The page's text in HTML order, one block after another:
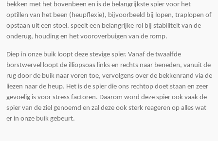
bekken met het bovenbeen en is de belangrijkste spier voor het
optillen van het been (heupflexie), bijvoorbeeld bij lopen, traplopen of
opstaan uit een stoel. speelt een belangrijke rol bij stabiliteit van de
onderug, houding en het vooroverbuigen van de romp.
Diep in onze buik loopt deze stevige spier. Vanaf de twaalfde
borstwervel loopt de illiopsoas links en rechts naar beneden, vanuit de
rug door de buik naar voren toe, vervolgens over de bekkenrand via de
liezen naar de heup. Het is de spier die ons rechtop doet staan en zeer
gevoelig is voor stress factoren. Daarom word deze spier ook vaak de
spier van de ziel genoemd en zal deze ook sterk reageren op alles wat
er in onze buik gebeurt.